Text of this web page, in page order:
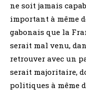
ne soit jamais
important à même
gabonais que la
serait mal venu,
retrouver avec un
serait majoritaire,
politiques à même